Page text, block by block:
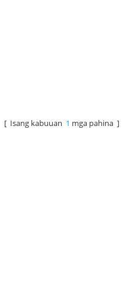
[ Isang kabuuan 1 mga pahina ]